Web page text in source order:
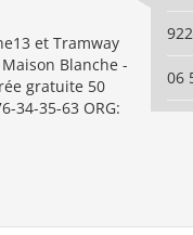
et Tramway
Blanche -
gratuite 50
34-35-63 ORG:
06